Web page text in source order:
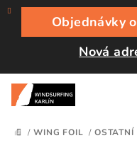
Přejít
obsah
Objednávky
Nová
DOMŮ
/ WING FOIL / OSTATNÍ